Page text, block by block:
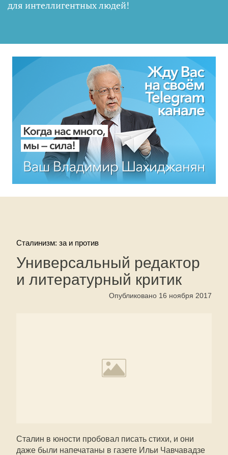
для интеллигентных людей!
Сталинизм: за и против
Универсальный редактор
и литературный критик
Опубликовано 16 ноября 2017
Сталин в юности пробовал писать стихи, и они
даже были напечатаны в газете Ильи Чавчавадзе